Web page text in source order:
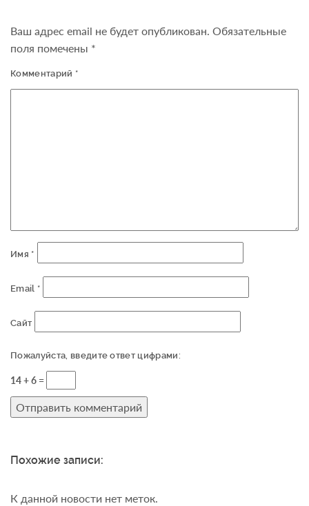
Ваш адрес email не будет опубликован. Обязательные
поля помечены *
Комментарий *
Имя *
Email *
Сайт
Пожалуйста, введите ответ цифрами:
14 + 6 =
Похожие записи:
К данной новости нет меток.